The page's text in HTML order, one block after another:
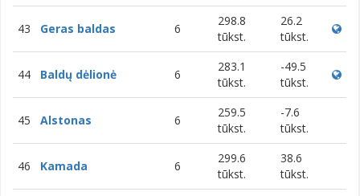
43 Geras baldas 6
298.8
tūkst.
26.2
tūkst.
44 Baldų dėlionė 6
283.1
tūkst.
-49.5
tūkst.
45 Alstonas 6
259.5
tūkst.
-7.6
tūkst.
46 Kamada 6
299.6
tūkst.
38.6
tūkst.